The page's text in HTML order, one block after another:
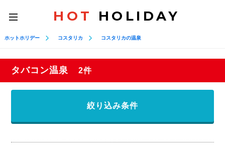
toggle
navigation
HOT HOLIDAY
ホットホリデー コスタリカ コスタリカの温泉
タバコン温泉 2件
絞り込み条件